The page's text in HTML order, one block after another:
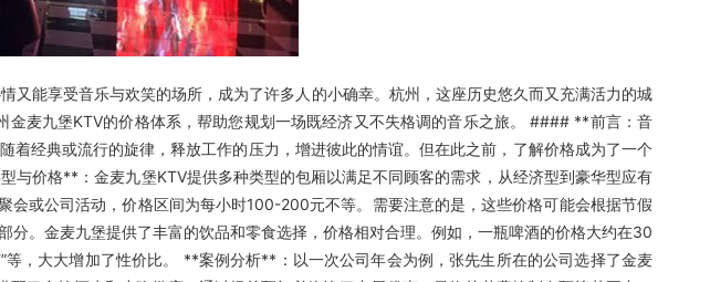
能享受音乐与欢笑的场所，成为了许多人的小确幸。杭州，这座历史悠久而又充满活力的城
麦九堡KTV的价格体系，帮助您规划一场既经济又不失格调的音乐之旅。 #### **前言：音
经典或流行的旋律，释放工作的压力，增进彼此的情谊。但在此之前，了解价格成为了一个
价格**：金麦九堡KTV提供多种类型的包厢以满足不同顾客的需求，从经济型到豪华型应有
或公司活动，价格区间为每小时100-200元不等。需要注意的是，这些价格可能会根据节假
。金麦九堡提供了丰富的饮品和零食选择，价格相对合理。例如，一瓶啤酒的价格大约在30
，大大增加了性价比。 **案例分析**：以一次公司年会为例，张先生所在的公司选择了金麦